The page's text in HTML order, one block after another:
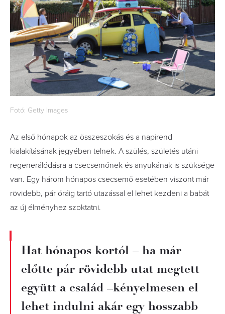
Fotó: Getty Images
Az első hónapok az összeszokás és a napirend
kialakításának jegyében telnek. A szülés, születés utáni
regenerálódásra a csecsemőnek és anyukának is szüksége
van. Egy három hónapos csecsemő esetében viszont már
rövidebb, pár óráig tartó utazással el lehet kezdeni a babát
az új élményhez szoktatni.
Hat hónapos kortól – ha már
előtte pár rövidebb utat megtett
együtt a család –kényelmesen el
lehet indulni akár egy hosszabb